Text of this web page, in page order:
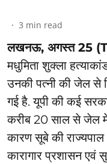
3 min read
लखनऊ, अगस्त 25
मधुमिता शुक्ला
उनकी पत्नी की जेल से
गई है. यूपी की कई
करीब 20 साल से जेल
कारण सूबे की
कारागार प्रशासन एवं